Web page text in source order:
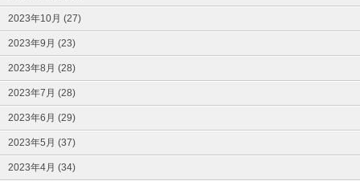
2023年10月 (27)
2023年9月 (23)
2023年8月 (28)
2023年7月 (28)
2023年6月 (29)
2023年5月 (37)
2023年4月 (34)